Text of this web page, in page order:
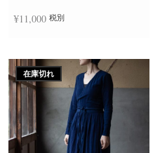
¥11,000 税別
在庫切れ